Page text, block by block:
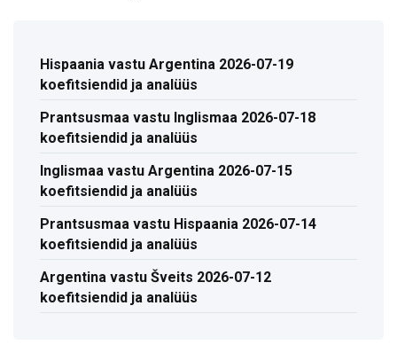
Hispaania vastu Argentina 2026-07-19
koefitsiendid ja analüüs
Prantsusmaa vastu Inglismaa 2026-07-18
koefitsiendid ja analüüs
Inglismaa vastu Argentina 2026-07-15
koefitsiendid ja analüüs
Prantsusmaa vastu Hispaania 2026-07-14
koefitsiendid ja analüüs
Argentina vastu Šveits 2026-07-12
koefitsiendid ja analüüs